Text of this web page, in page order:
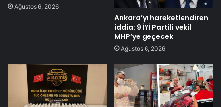
Ağustos 6, 2026
Ankara’yı hareketlendiren
iddia: 9 İYİ Partili vekil
MHP’ye geçecek
Ağustos 6, 2026